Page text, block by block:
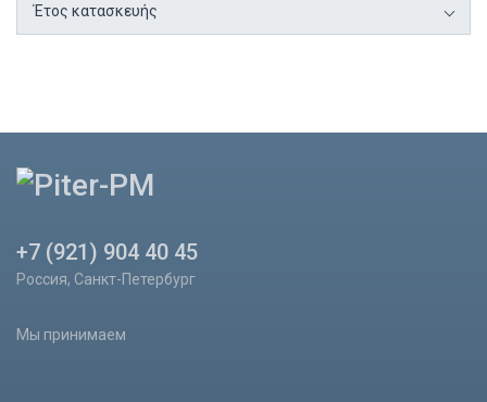
Έτος κατασκευής
+7 (921) 904 40 45
Россия, Санкт-Петербург
Мы принимаем